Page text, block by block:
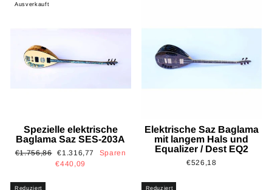
Ausverkauft
Spezielle elektrische
Baglama Saz SES-203A
Normaler
€1.756,86 Sonderpreis
€1.316,77
Sparen
€440,09
Elektrische Saz Baglama
mit langem Hals und
Equalizer / Dest EQ2
€526,18
Reduziert Reduziert